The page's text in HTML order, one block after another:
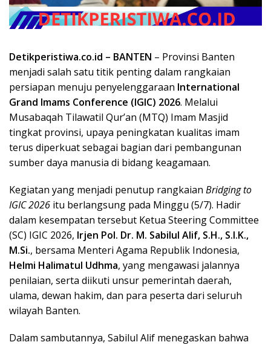
Detikperistiwa.co.id – BANTEN – Provinsi Banten
menjadi salah satu titik penting dalam rangkaian
persiapan menuju penyelenggaraan International
Grand Imams Conference (IGIC) 2026. Melalui
Musabaqah Tilawatil Qur’an (MTQ) Imam Masjid
tingkat provinsi, upaya peningkatan kualitas imam
terus diperkuat sebagai bagian dari pembangunan
sumber daya manusia di bidang keagamaan.
Kegiatan yang menjadi penutup rangkaian Bridging to
IGIC 2026 itu berlangsung pada Minggu (5/7). Hadir
dalam kesempatan tersebut Ketua Steering Committee
(SC) IGIC 2026, Irjen Pol. Dr. M. Sabilul Alif, S.H., S.I.K.,
M.Si., bersama Menteri Agama Republik Indonesia,
Helmi Halimatul Udhma, yang mengawasi jalannya
penilaian, serta diikuti unsur pemerintah daerah,
ulama, dewan hakim, dan para peserta dari seluruh
wilayah Banten.
Dalam sambutannya, Sabilul Alif menegaskan bahwa